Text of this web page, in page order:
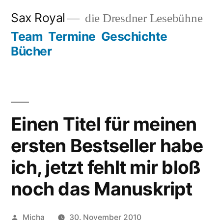
springen
Sax Royal die Dresdner Lesebühne
Team Termine Geschichte
Bücher
Einen Titel für meinen
ersten Bestseller habe
ich, jetzt fehlt mir bloß
noch das Manuskript
Veröffentlicht
Micha 30. November 2010